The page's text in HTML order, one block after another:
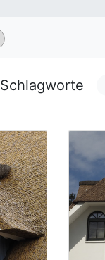
Schlagworte